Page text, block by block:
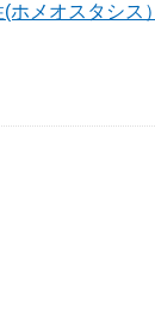
ホメオスタシス）